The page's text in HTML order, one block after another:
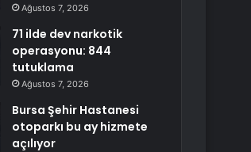
Ağustos 7, 2026
71 ilde dev narkotik
operasyonu: 844
tutuklama
Ağustos 7, 2026
Bursa Şehir Hastanesi
otoparkı bu ay hizmete
açılıyor